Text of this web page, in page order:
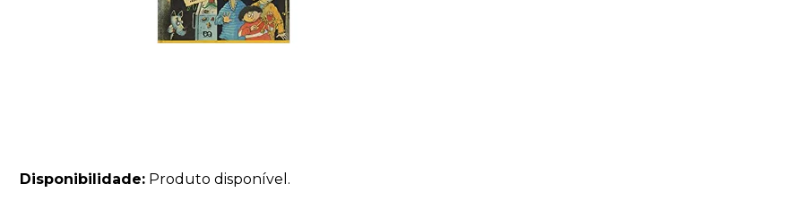
Disponibilidade: Produto disponível.